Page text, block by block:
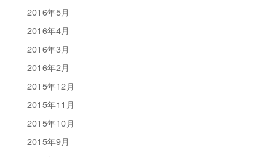
2016年5月
2016年4月
2016年3月
2016年2月
2015年12月
2015年11月
2015年10月
2015年9月